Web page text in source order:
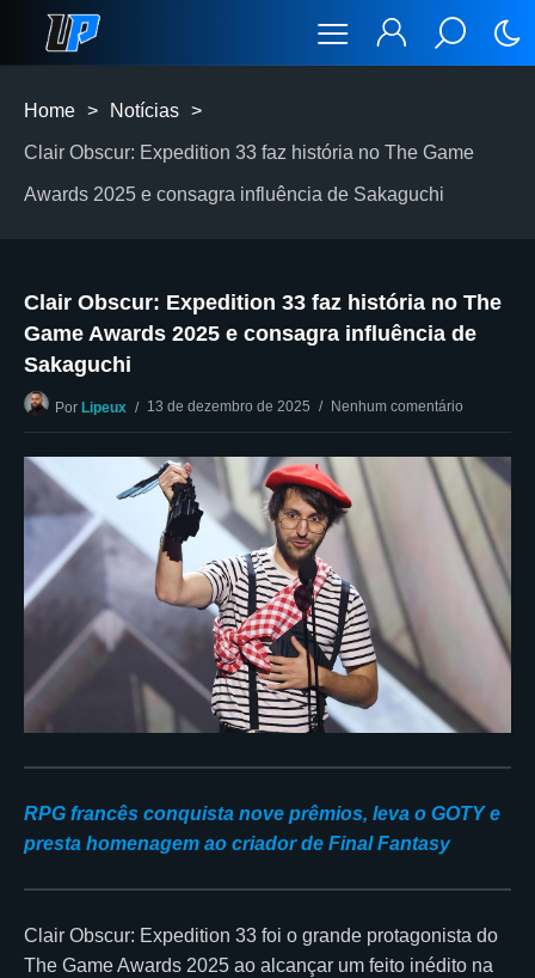
Home > Notícias >
Clair Obscur: Expedition 33 faz história no The Game
Awards 2025 e consagra influência de Sakaguchi
Clair Obscur: Expedition 33 faz história no The
Game Awards 2025 e consagra influência de
Sakaguchi
Por Lipeux 13 de dezembro de 2025 Nenhum comentário
RPG francês conquista nove prêmios, leva o GOTY e
presta homenagem ao criador de Final Fantasy
Clair Obscur: Expedition 33 foi o grande protagonista do
The Game Awards 2025 ao alcançar um feito inédito na